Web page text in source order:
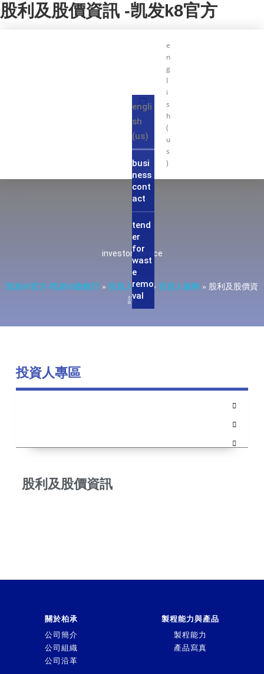
股利及股價資訊 -凯发k8官方
engli
sh
(us)
busi
ness
cont
act
tend
er
for
wast
e
remo
val
e
n
g
l
i
s
h
(
u
s
)
investor service
凯发k8官方-凯发k8旗舰厅 » 投資人專區» 投資人服務 » 股利及股價資
訊
投資人專區
股利及股價資訊
關於柏承
公司簡介
公司組織
公司沿革
製程能力與產品
製程能力
產品寫真